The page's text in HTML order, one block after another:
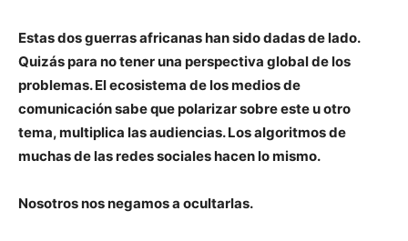
Estas dos guerras africanas han sido dadas de lado.
Quizás para no tener una perspectiva global de los
problemas. El ecosistema de los medios de
comunicación sabe que polarizar sobre este u otro
tema, multiplica las audiencias. Los algoritmos de
muchas de las redes sociales hacen lo mismo.
Nosotros nos negamos a ocultarlas.